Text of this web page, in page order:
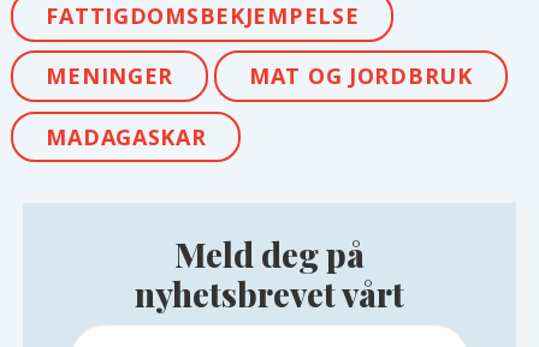
FATTIGDOMSBEKJEMPELSE
MENINGER MAT OG JORDBRUK
MADAGASKAR
Meld deg på
nyhetsbrevet vårt